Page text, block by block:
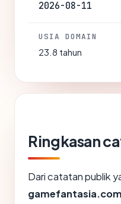
2026-08-11
USIA DOMAIN
23.8 tahun
Ringkasan
Dari catatan publik
gamefantasia.com